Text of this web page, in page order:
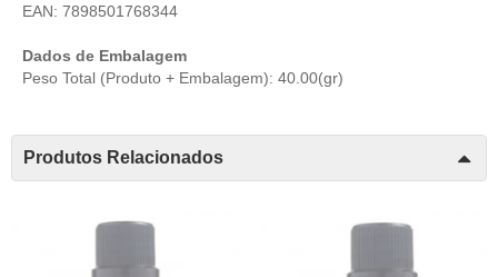
EAN: 7898501768344
Dados de Embalagem
Peso Total (Produto + Embalagem): 40.00(gr)
Produtos Relacionados